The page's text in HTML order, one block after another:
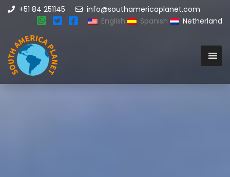
+51 84 251145
info@southamericaplanet.com
English
Spanish Netherland